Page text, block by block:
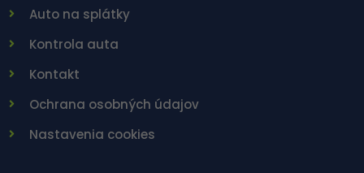
Auto na splátky
Kontrola auta
Kontakt
Ochrana osobných údajov
Nastavenia cookies